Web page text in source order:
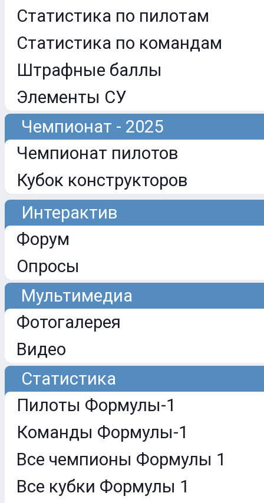
Статистика по пилотам
Статистика по командам
Штрафные баллы
Элементы СУ
Чемпионат - 2025
Чемпионат пилотов
Кубок конструкторов
Интерактив
Форум
Опросы
Мультимедиа
Фотогалерея
Видео
Статистика
Пилоты Формулы-1
Команды Формулы-1
Все чемпионы Формулы 1
Все кубки Формулы 1